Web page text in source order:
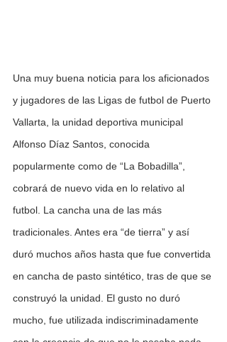
Una muy buena noticia para los aficionados
y jugadores de las Ligas de futbol de Puerto
Vallarta, la unidad deportiva municipal
Alfonso Díaz Santos, conocida
popularmente como de “La Bobadilla”,
cobrará de nuevo vida en lo relativo al
futbol. La cancha una de las más
tradicionales. Antes era “de tierra” y así
duró muchos años hasta que fue convertida
en cancha de pasto sintético, tras de que se
construyó la unidad. El gusto no duró
mucho, fue utilizada indiscriminadamente